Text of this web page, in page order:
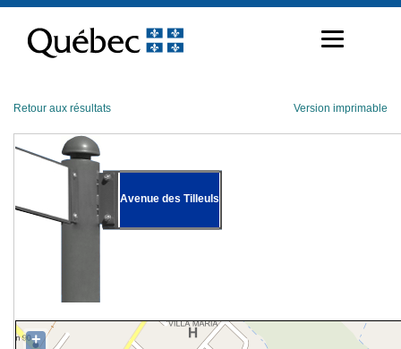
contenu
Retour aux résultats Version imprimable
Avenue des Tilleuls
+